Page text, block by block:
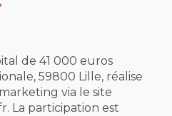
de 41 000 euros
59800 Lille, réalise
via le site
La participation est